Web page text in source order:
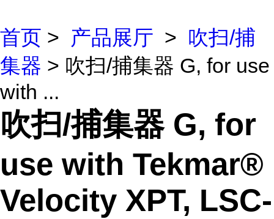
首页 > 产品展厅 > 吹扫/捕
集器 > 吹扫/捕集器 G, for use
with ...
吹扫/捕集器 G, for
use with Tekmar®
Velocity XPT, LSC-